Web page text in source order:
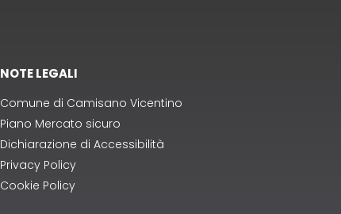
NOTE LEGALI
Comune di Camisano Vicentino
Piano Mercato sicuro
Dichiarazione di Accessibilità
Privacy Policy
Cookie Policy